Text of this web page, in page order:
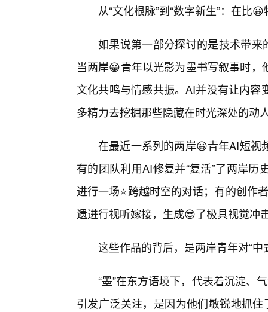
从“文化根脉”到“数字新生”：在比
如果说第一部分探讨的是技术带来
当两岸😀青年以光影为墨书写叙事时
文化共鸣与情感共振。AI并没有让内
多精力去挖掘那些隐藏在时光深处的动
在最近一系列的两岸😀青年AI短视
有的团队利用AI修复并“复活”了两岸
进行一场⭐跨越时空的对话；有的创作
遗进行视听嫁接，生成😎了极具视觉冲
这些作品的背后，是两岸青年对“
“墨”在东方语境下，代表着沉淀、
引发广泛关注，是因为他们敏锐地抓